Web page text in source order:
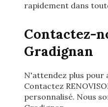
rapidement dans
Contactez-
Gradignan
N'attendez plus pour
Contactez
personnalisé. Nous